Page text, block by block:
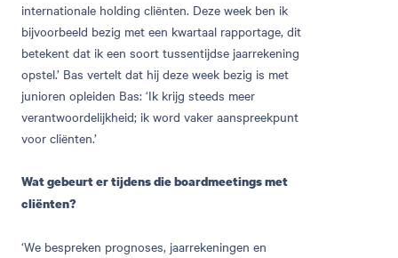
internationale holding cliënten. Deze week ben ik
bijvoorbeeld bezig met een kwartaal rapportage, dit
betekent dat ik een soort tussentijdse jaarrekening
opstel.’ Bas vertelt dat hij deze week bezig is met
junioren opleiden Bas: ‘Ik krijg steeds meer
verantwoordelijkheid; ik word vaker aanspreekpunt
voor cliënten.’
Wat gebeurt er tijdens die boardmeetings met
cliënten?
‘We bespreken prognoses, jaarrekeningen en